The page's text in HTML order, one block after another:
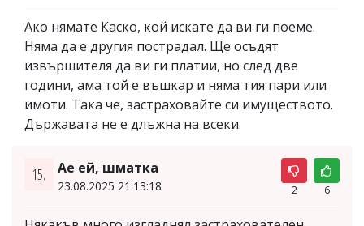
Ако нямате Каско, кой искате да ви ги поеме.
Няма да е другия пострадал. Ще осъдят
извършителя да ви ги платии, но след две
години, ама той е въшкар и няма тия пари или
имоти. Така че, застраховайте си имуществото.
Държавата не е длъжна на всеки.
15. Ае ей, шматка
23.08.2025 21:13:18 2 6